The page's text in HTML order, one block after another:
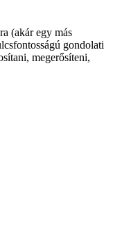
(akár egy más
gondolati
megerősíteni,